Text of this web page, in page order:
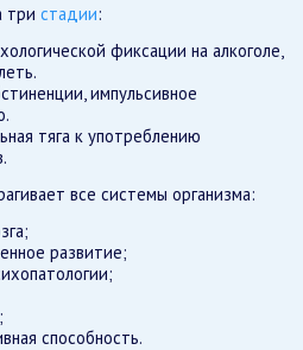
три стадии:
фиксации на алкоголе,
импульсивное
тяга к употреблению
все системы организма:
развитие;
способность.